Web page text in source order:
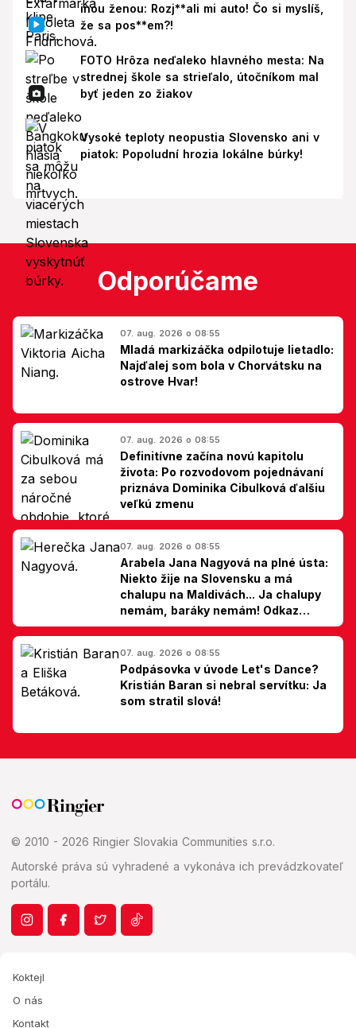
inou ženou: Rozj**ali mi auto! Čo si myslíš,
že sa pos**em?!
FOTO Hrôza neďaleko hlavného mesta: Na
strednej škole sa strieľalo, útočníkom mal
byť jeden zo žiakov
Vysoké teploty neopustia Slovensko ani v
piatok: Popoludní hrozia lokálne búrky!
Odporúčame
07. aug. 2026 o 08:55
Mladá markizáčka odpilotuje lietadlo:
Najďalej som bola v Chorvátsku na
ostrove Hvar!
07. aug. 2026 o 08:55
Definitívne začína novú kapitolu
života: Po rozvodovom pojednávaní
priznáva Dominika Cibulková ďalšiu
veľkú zmenu
07. aug. 2026 o 08:55
Arabela Jana Nagyová na plné ústa:
Niekto žije na Slovensku a má
chalupu na Maldivách... Ja chalupy
nemám, baráky nemám! Odkaz
Slovákom
07. aug. 2026 o 08:55
Podpásovka v úvode Let's Dance?
Kristián Baran si nebral servítku: Ja
som stratil slová!
© 2010 - 2026 Ringier Slovakia Communities s.r.o.
Autorské práva sú vyhradené a vykonáva ich prevádzkovateľ
portálu.
Koktejl
O nás
Kontakt